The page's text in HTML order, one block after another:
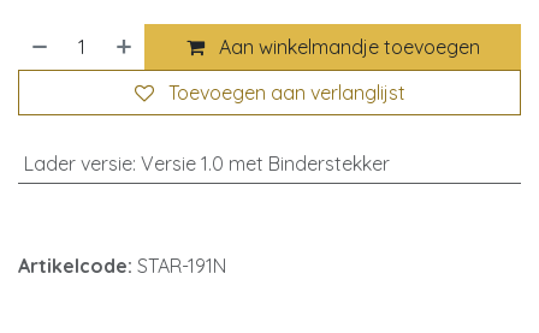
Aan winkelmandje toevoegen
Toevoegen aan verlanglijst
Lader versie: Versie 1.0 met Binderstekker
Artikelcode: STAR-191N